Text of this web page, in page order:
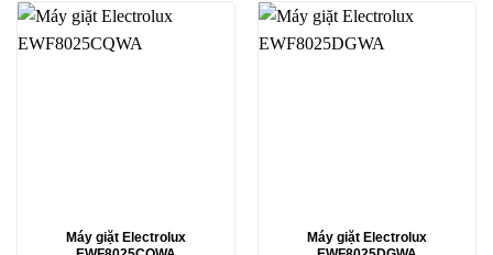
Máy giặt Electrolux
Máy giặt Electrolux